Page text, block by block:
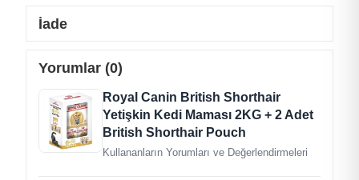
Hodan Yağı
Balık Yağı
Hidrolize Hayvansal Proteinler
Mısır
Hidrolize Edilmiş Kabuklu Hayvanlar (Glukozamin
Kaynağı)
İade
Yorumlar (0)
Royal Canin British Shorthair
Yetişkin Kedi Maması 2KG + 2 Adet
British Shorthair Pouch
Kullananların Yorumları ve Değerlendirmeleri